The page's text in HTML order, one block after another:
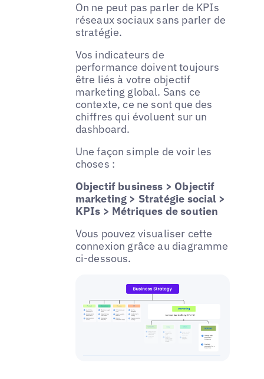
On ne peut pas parler de KPIs
réseaux sociaux sans parler de
stratégie.
Vos indicateurs de
performance doivent toujours
être liés à votre objectif
marketing global. Sans ce
contexte, ce ne sont que des
chiffres qui évoluent sur un
dashboard.
Une façon simple de voir les
choses :
Objectif business > Objectif
marketing > Stratégie social >
KPIs > Métriques de soutien
Vous pouvez visualiser cette
connexion grâce au diagramme
ci-dessous.